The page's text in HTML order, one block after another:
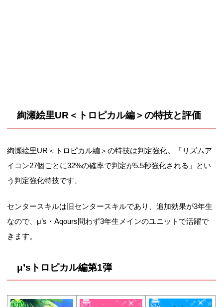
絢瀬絵里UR＜トロピカル編＞の特技と評価
絢瀬絵里UR＜トロピカル編＞の特技は判定強化。「リズムア
イコン27個ごとに32%の確率で判定が5.5秒強化される」とい
う判定強化特技です、
センタースキルは旧センタースキルであり、追加効果が3年生
なので、μ’s・Aqours問わず3年生メインのユニットで活躍で
きます。
μ’sトロピカル編第1弾